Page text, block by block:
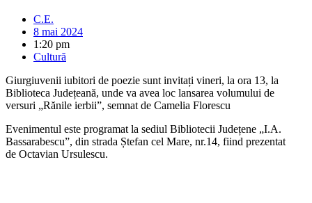
C.E.
8 mai 2024
1:20 pm
Cultură
Giurgiuvenii iubitori de poezie sunt invitați vineri, la ora 13, la
Biblioteca Județeană, unde va avea loc lansarea volumului de
versuri „Rănile ierbii”, semnat de Camelia Florescu
Evenimentul este programat la sediul Bibliotecii Județene „I.A.
Bassarabescu”, din strada Ștefan cel Mare, nr.14, fiind prezentat
de Octavian Ursulescu.